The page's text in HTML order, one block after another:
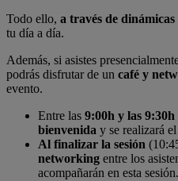
Todo ello, a través de
tu día a día.
Además, si asistes
podrás disfrutar de un café y
evento.
Entre las 9:00h y las 9:30h
bienvenida y se realizará el
Al finalizar la sesión
networking entre los
acompañarán en esta sesión.